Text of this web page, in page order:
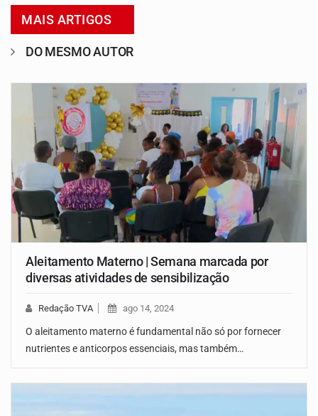
MAIS ARTIGOS
DO MESMO AUTOR
Aleitamento Materno | Semana marcada por
diversas atividades de sensibilização
Redação TVA ago 14, 2024
O aleitamento materno é fundamental não só por fornecer
nutrientes e anticorpos essenciais, mas também…